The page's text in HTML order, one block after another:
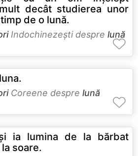
decât studierea unor
de o lună.
Indochinezeşti despre lună
Coreene despre lună
ia lumina de la bărbat
soare.